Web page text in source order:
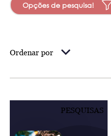
Opções de pesquisa!
Ordenar por
PESQUISAS